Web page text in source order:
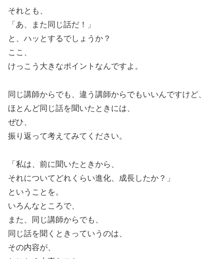
それとも、
「あ、また同じ話だ！」
と、ハッとするでしょうか？
ここ、
けっこう大きなポイントなんですよ。
同じ講師からでも、違う講師からでもいいんですけど、
ほとんど同じ話を聞いたときには、
ぜひ、
振り返って考えてみてください。
「私は、前に聞いたときから、
それについてどれくらい進化、成長したか？」
ということを。
いろんなところで、
また、同じ講師からでも、
同じ話を聞くときっていうのは、
その内容が、